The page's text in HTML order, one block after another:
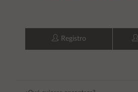
Registro